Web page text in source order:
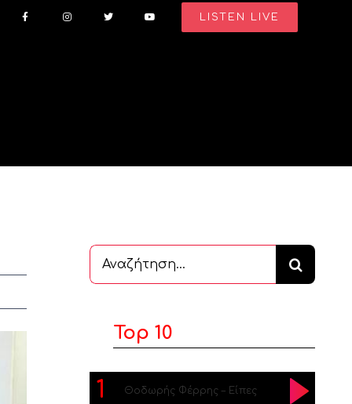
LISTEN LIVE
Αναζήτηση
...
Top 10
1 Θοδωρής Φέρρης – Είπες